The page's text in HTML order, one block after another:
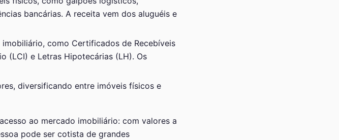
bancárias. A receita vem dos aluguéis e
como Certificados de Recebíveis
(LCI) e Letras Hipotecárias (LH). Os
diversificando entre imóveis físicos e
ao mercado imobiliário: com valores a
pode ser cotista de grandes